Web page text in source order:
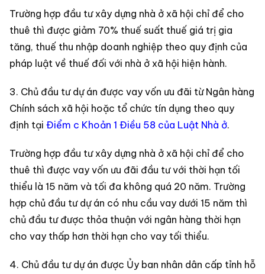
Trường hợp đầu tư xây dựng nhà ở xã hội chỉ để cho
thuê thì được giảm 70% thuế suất thuế giá trị gia
tăng, thuế thu nhập doanh nghiệp theo quy định của
pháp luật về thuế đối với nhà ở xã hội hiện hành.
3. Chủ đầu tư dự án được vay vốn ưu đãi từ Ngân hàng
Chính sách xã hội hoặc tổ chức tín dụng theo quy
định tại Điểm c Khoản 1 Điều 58 của Luật Nhà ở.
Trường hợp đầu tư xây dựng nhà ở xã hội chỉ để cho
thuê thì được vay vốn ưu đãi đầu tư với thời hạn tối
thiểu là 15 năm và tối đa không quá 20 năm. Trường
hợp chủ đầu tư dự án có nhu cầu vay dưới 15 năm thì
chủ đầu tư được thỏa thuận với ngân hàng thời hạn
cho vay thấp hơn thời hạn cho vay tối thiểu.
4. Chủ đầu tư dự án được Ủy ban nhân dân cấp tỉnh hỗ